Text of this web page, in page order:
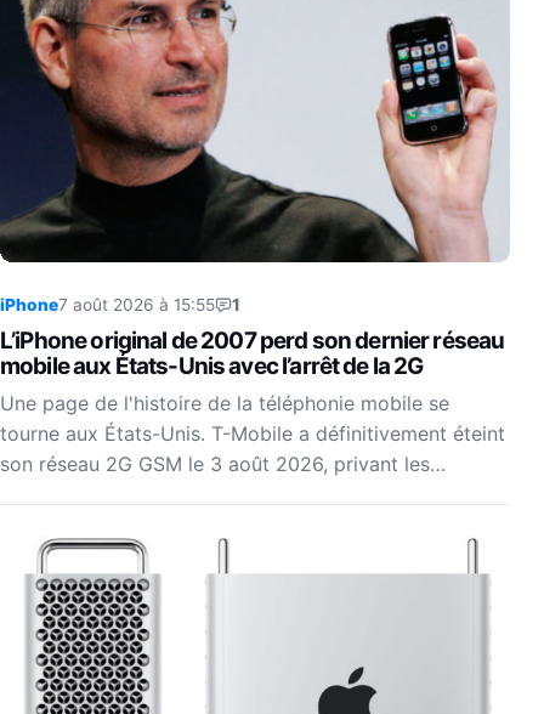
iPhone7 août 2026 à 15:55 1
L’iPhone original de 2007 perd son dernier réseau
mobile aux États-Unis avec l’arrêt de la 2G
Une page de l'histoire de la téléphonie mobile se
tourne aux États-Unis. T-Mobile a définitivement éteint
son réseau 2G GSM le 3 août 2026, privant les…